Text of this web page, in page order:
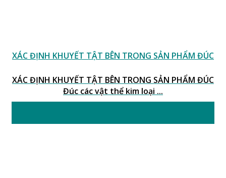
XÁC ĐỊNH KHUYẾT TẬT BÊN TRONG SẢN PHẨM ĐÚC
XÁC ĐỊNH KHUYẾT TẬT BÊN TRONG SẢN PHẨM ĐÚC
Đúc các vật thể kim loại ...